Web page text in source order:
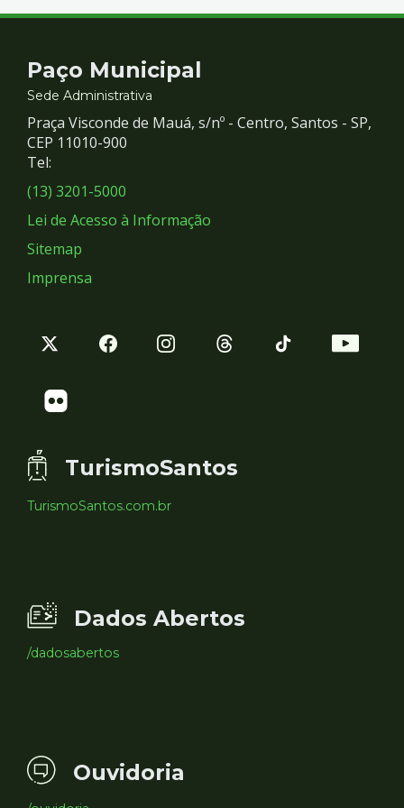
Contato
e
Redes
Sociais
Paço Municipal
Sede Administrativa
Praça Visconde de Mauá, s/nº - Centro, Santos - SP,
CEP 11010-900
Tel:
(13) 3201-5000
Lei de Acesso à Informação
Sitemap
Imprensa
TurismoSantos
TurismoSantos.com.br
Dados Abertos
/dadosabertos
Ouvidoria